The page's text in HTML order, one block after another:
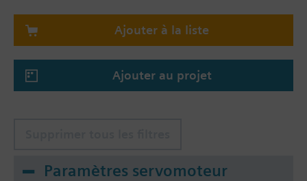
Ajouter à la liste
Ajouter au projet
Paramètres servomoteur